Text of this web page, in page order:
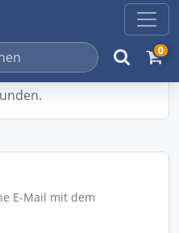
0
E-Mail mit dem